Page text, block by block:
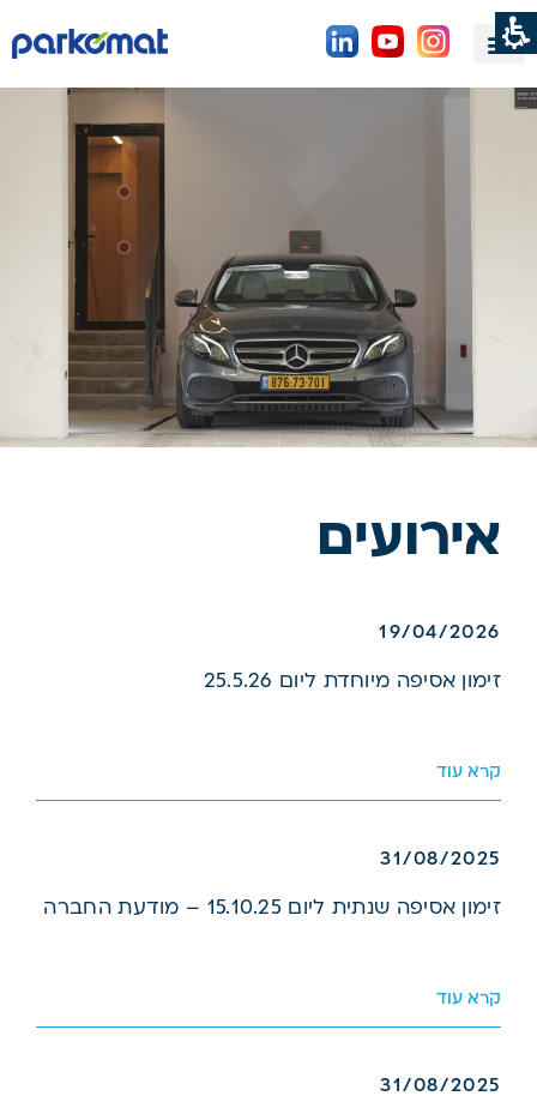
אירועים
פרקומט
אירועים
19/04/2026
זימון אסיפה מיוחדת ליום 25.5.26
קרא עוד
31/08/2025
זימון אסיפה שנתית ליום 15.10.25 – מודעת החברה
קרא עוד
31/08/2025